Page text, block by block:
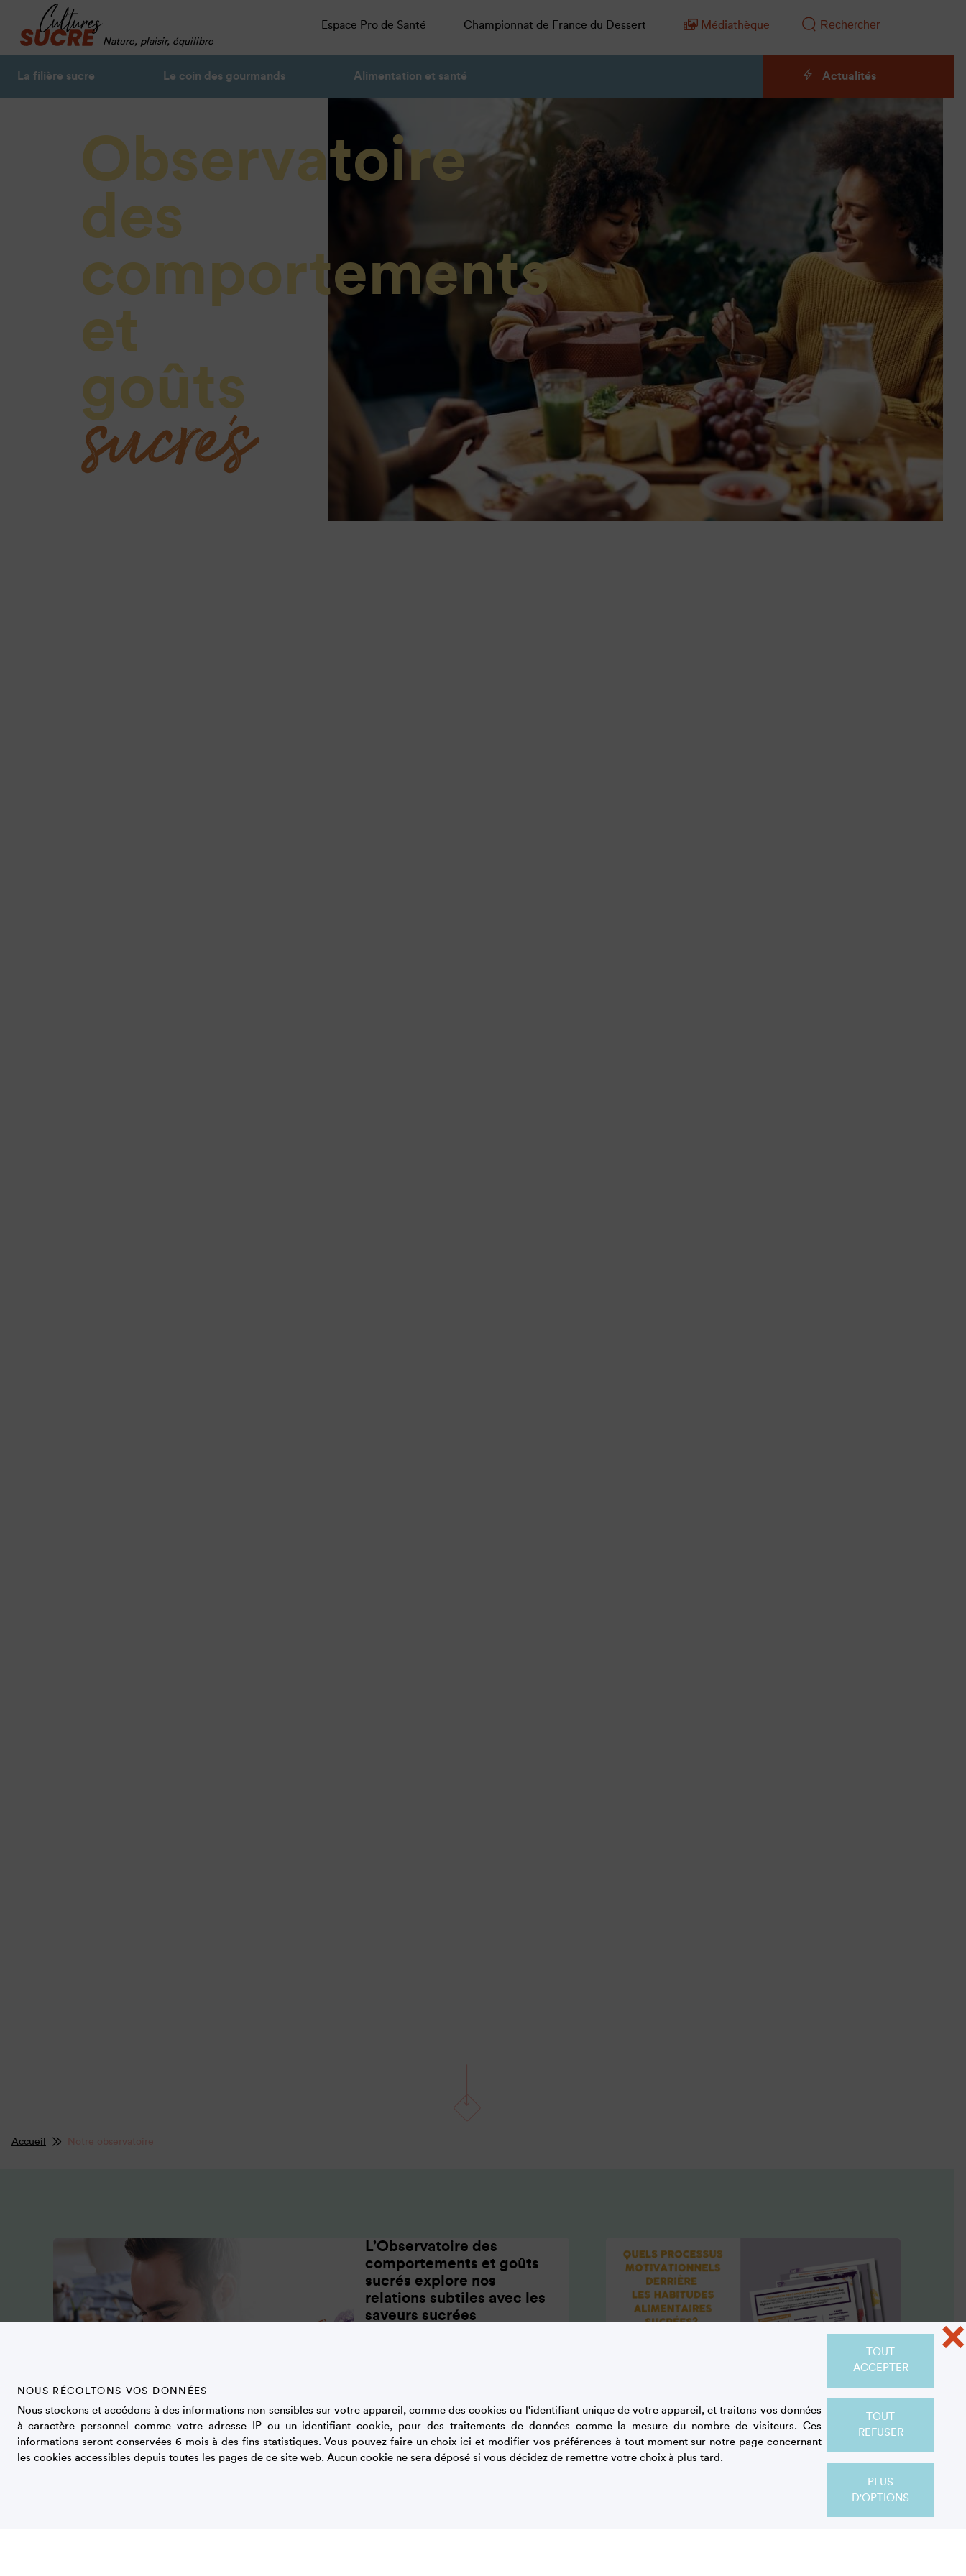
Nature, plaisir, équilibre
Espace Pro de Santé Championnat de France du Dessert Médiathèque
La filière sucre Le coin des gourmands Alimentation et santé Actualités
Observatoire
des
comportements
et
goûts
sucrés
Accueil Notre observatoire
L’Observatoire des
comportements et goûts
sucrés explore nos
relations subtiles avec les
saveurs sucrées
des compétences
pluridisciplinaires : sociologie,
nutrition…
Résultats de l'étude
quantitative 2024
×
NOUS RÉCOLTONS VOS DONNÉES
Nous stockons et accédons à des informations non sensibles sur votre appareil, comme des cookies ou l'identifiant unique de votre appareil, et traitons vos données
à caractère personnel comme votre adresse IP ou un identifiant cookie, pour des traitements de données comme la mesure du nombre de visiteurs. Ces
informations seront conservées 6 mois à des fins statistiques. Vous pouvez faire un choix ici et modifier vos préférences à tout moment sur notre page concernant
les cookies accessibles depuis toutes les pages de ce site web. Aucun cookie ne sera déposé si vous décidez de remettre votre choix à plus tard.
TOUT
ACCEPTER
TOUT
REFUSER
PLUS
D'OPTIONS